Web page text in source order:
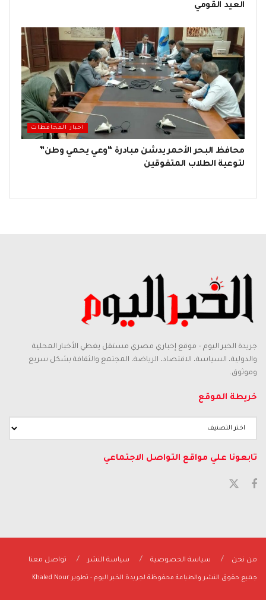
العيد القومي
اخبار المحافظات
محافظ البحر الأحمر يدشن مبادرة “وعي يحمي وطن”
لتوعية الطلاب المتفوقين
جريدة الخبر اليوم – موقع إخباري مصري مستقل يغطي الأخبار المحلية
والدولية، السياسة، الاقتصاد، الرياضة، المجتمع والثقافة بشكل سريع
وموثوق.
خريطة الموقع
تابعونا علي مواقع التواصل الاجتماعي
من نحن سياسة الخصوصية سياسة النشر تواصل معنا
جميع حقوق النشر والطباعة محفوظة لجريدة الخبر اليوم - تطوير Khaled Nour